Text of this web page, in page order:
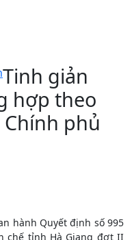
Tinh giản
hợp theo
phủ
hành Quyết định số 995
chế tỉnh Hà Giang đợt II